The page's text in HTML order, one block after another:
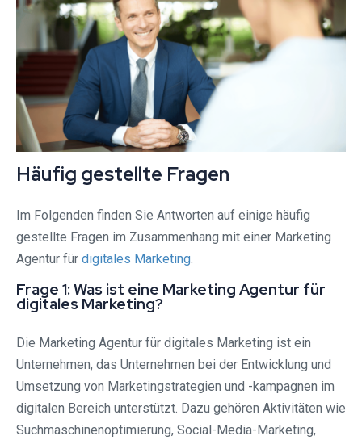
Häufig gestellte Fragen
Im Folgenden finden Sie Antworten auf einige häufig
gestellte Fragen im Zusammenhang mit einer Marketing
Agentur für digitales Marketing.
Frage 1: Was ist eine Marketing Agentur für
digitales Marketing?
Die Marketing Agentur für digitales Marketing ist ein
Unternehmen, das Unternehmen bei der Entwicklung und
Umsetzung von Marketingstrategien und -kampagnen im
digitalen Bereich unterstützt. Dazu gehören Aktivitäten wie
Suchmaschinenoptimierung, Social-Media-Marketing,